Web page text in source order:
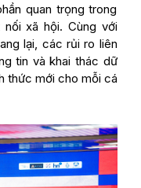
quan trọng trong
xã hội. Cùng với
lại, các rủi ro liên
tin và khai thác dữ
thức mới cho mỗi cá